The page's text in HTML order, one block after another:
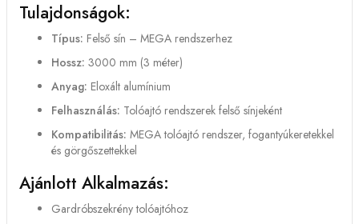
Tulajdonságok:
Típus: Felső sín – MEGA rendszerhez
Hossz: 3000 mm (3 méter)
Anyag: Eloxált alumínium
Felhasználás: Tolóajtó rendszerek felső sínjeként
Kompatibilitás: MEGA tolóajtó rendszer, fogantyúkeretekkel
és görgőszettekkel
Ajánlott Alkalmazás:
Gardróbszekrény tolóajtóhoz